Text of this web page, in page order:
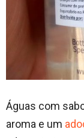
Águas com
aroma e um